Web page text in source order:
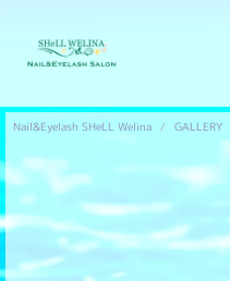
Nail&Eyelash SHeLL Welina GALLERY